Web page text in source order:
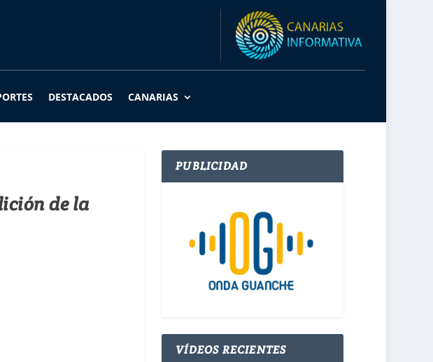
DESTACADOS CANARIAS
de la
PUBLICIDAD
VÍDEOS RECIENTES